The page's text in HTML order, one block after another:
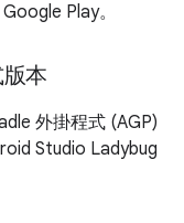
Play。
本
外掛程式 (AGP)
Studio Ladybug